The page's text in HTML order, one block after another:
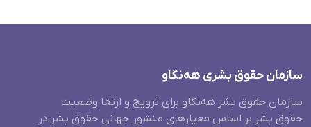
سازمان حقوق بشری هەنگاو
سازمان حقوق بشر هه‌نگاو برای ترویج و ارتقا وضعیت
حقوق بشر بر اساس معیارهای منشور جهانی حقوق بشر در